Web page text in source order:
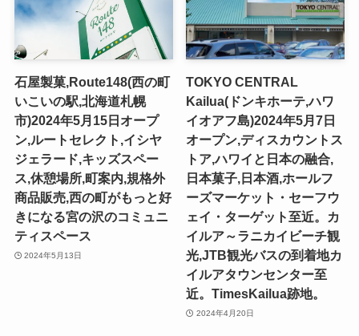
石屋製菓,Route148(西の町
いこいの駅,北海道札幌
市)2024年5月15日オープ
ン,ルートセレクト,イシヤ
ジェラード,キッズスペー
ス,休憩場所,町案内,規格外
商品販売,西の町がもっと好
きになる宮の沢のコミュニ
ティスペース
2024年5月13日
TOKYO CENTRAL
Kailua(ドンキホーテ,ハワ
イオアフ島)2024年5月7日
オープン,ディスカウントス
トア,ハワイと日本の融合,
日本菓子,日本酒,ホールフ
ーズマーケット・セーフウ
ェイ・ターゲット至近。カ
イルア～ラニカイビーチ観
光,JTB観光バスの到着地カ
イルアタウンセンター至
近。TimesKailua跡地。
2024年4月20日